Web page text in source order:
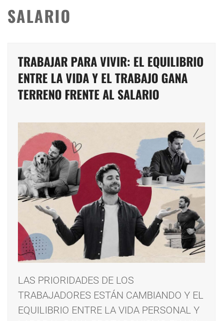
SALARIO
TRABAJAR PARA VIVIR: EL EQUILIBRIO
ENTRE LA VIDA Y EL TRABAJO GANA
TERRENO FRENTE AL SALARIO
LAS PRIORIDADES DE LOS
TRABAJADORES ESTÁN CAMBIANDO Y EL
EQUILIBRIO ENTRE LA VIDA PERSONAL Y